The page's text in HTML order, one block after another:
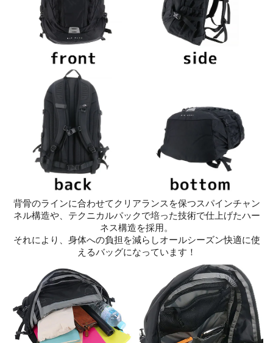
背骨のラインに合わせてクリアランスを保つスパインチャン
ネル構造や、テクニカルパックで培った技術で仕上げたハー
ネス構造を採用。
それにより、身体への負担を減らしオールシーズン快適に使
えるバッグになっています！